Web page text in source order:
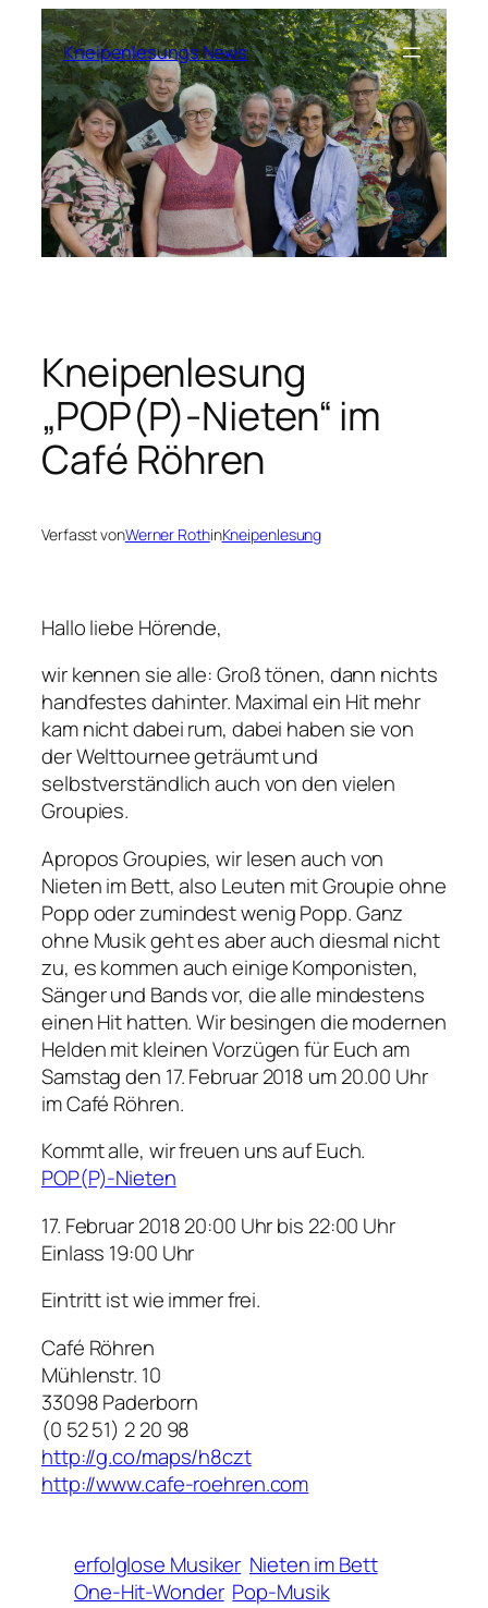
Zum
Inhalt
springen
Kneipenlesungs News
Kneipenlesung
„POP(P)-Nieten“ im
Café Röhren
Verfasst vonWerner RothinKneipenlesung
Hallo liebe Hörende,
wir kennen sie alle: Groß tönen, dann nichts
handfestes dahinter. Maximal ein Hit mehr
kam nicht dabei rum, dabei haben sie von
der Welttournee geträumt und
selbstverständlich auch von den vielen
Groupies.
Apropos Groupies, wir lesen auch von
Nieten im Bett, also Leuten mit Groupie ohne
Popp oder zumindest wenig Popp. Ganz
ohne Musik geht es aber auch diesmal nicht
zu, es kommen auch einige Komponisten,
Sänger und Bands vor, die alle mindestens
einen Hit hatten. Wir besingen die modernen
Helden mit kleinen Vorzügen für Euch am
Samstag den 17. Februar 2018 um 20.00 Uhr
im Café Röhren.
Kommt alle, wir freuen uns auf Euch.
POP(P)-Nieten
17. Februar 2018 20:00 Uhr bis 22:00 Uhr
Einlass 19:00 Uhr
Eintritt ist wie immer frei.
Café Röhren
Mühlenstr. 10
33098 Paderborn
(0 52 51) 2 20 98
http://g.co/maps/h8czt
http://www.cafe-roehren.com
erfolglose Musiker Nieten im Bett
One-Hit-Wonder Pop-Musik